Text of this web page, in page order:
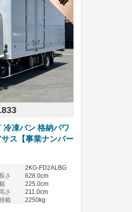
凍バン 格納パワ
ス【事業ナンバー
2KG-FD2ALBG
さ
628.0cm
225.0cm
さ
211.0cm
載
2250kg